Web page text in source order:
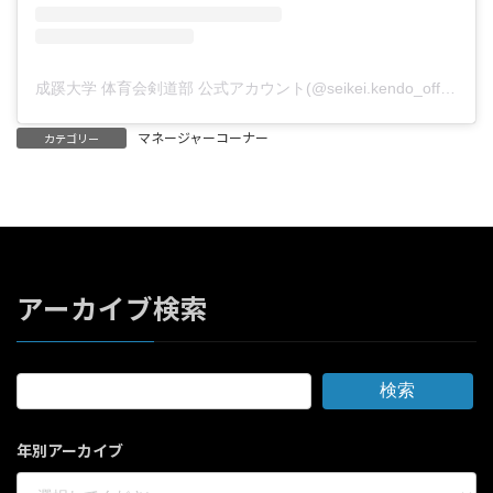
成蹊大学 体育会剣道部 公式アカウント(@seikei.kendo_official)がシェアした投稿
カテゴリー マネージャーコーナー
アーカイブ検索
検索
年別アーカイブ